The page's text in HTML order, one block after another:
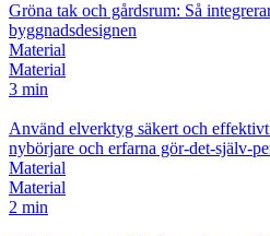
Gröna tak och gårdsrum: Så
byggnadsdesignen
Material
Material
3 min
Använd elverktyg säkert och
nybörjare och erfarna
Material
Material
2 min